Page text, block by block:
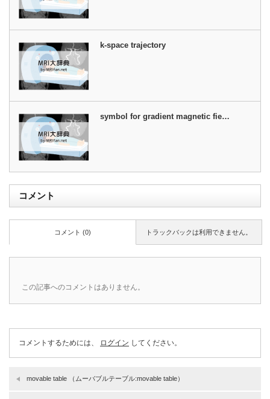
k-space trajectory
symbol for gradient magnetic fie…
コメント
トラックバックは利用できません。
コメント (0)
この記事へのコメントはありません。
コメントするためには、 ログイン してください。
movable table （ムーバブルテーブル:movable table）